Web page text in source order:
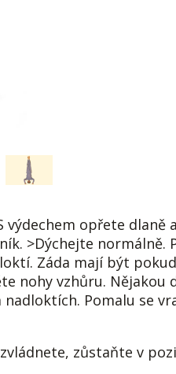
výdechem opřete dlaně
>Dýchejte normálně.
Záda mají být
nohy vzhůru. Nějakou
Pomalu se
zůstaňte v